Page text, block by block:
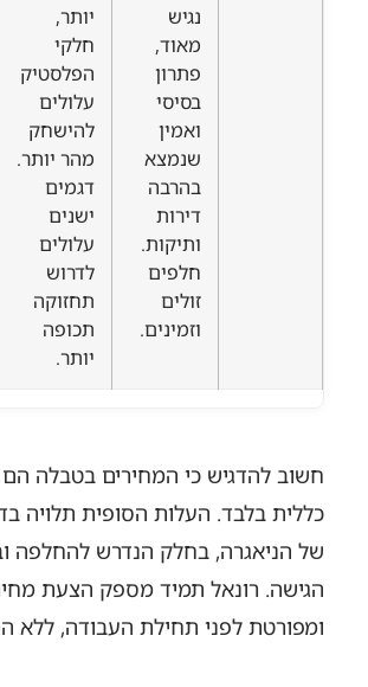
נגיש
מאוד,
פתרון
בסיסי
ואמין
שנמצא
בהרבה
דירות
ותיקות.
חלפים
זולים
וזמינים.
יותר,
חלקי
הפלסטיק
עלולים
להישחק
מהר יותר.
דגמים
ישנים
עלולים
לדרוש
תחזוקה
תכופה
יותר.
חשוב להדגיש כי המחירים בטבלה
כללית בלבד. העלות הסופית תלויה
של הניאגרה, בחלק הנדרש להחלפה
הגישה. רונאל תמיד מספק הצעת
ומפורטת לפני תחילת העבודה, ללא